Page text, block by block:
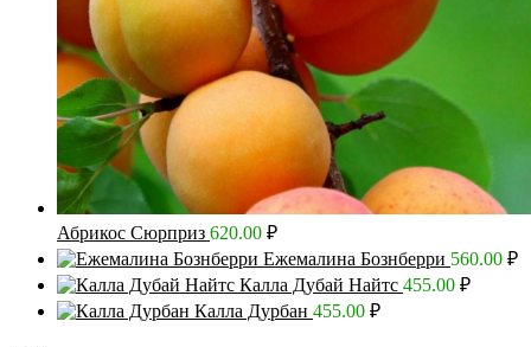
Абрикос Сюрприз 620.00 ₽
Ежемалина Бознберри 560.00 ₽
Калла Дубай Найтс 455.00 ₽
Калла Дурбан 455.00 ₽